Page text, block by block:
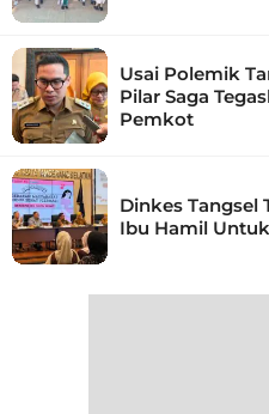
Usai Polemik
Pilar Saga
Pemkot
Dinkes Tangsel
Ibu Hamil